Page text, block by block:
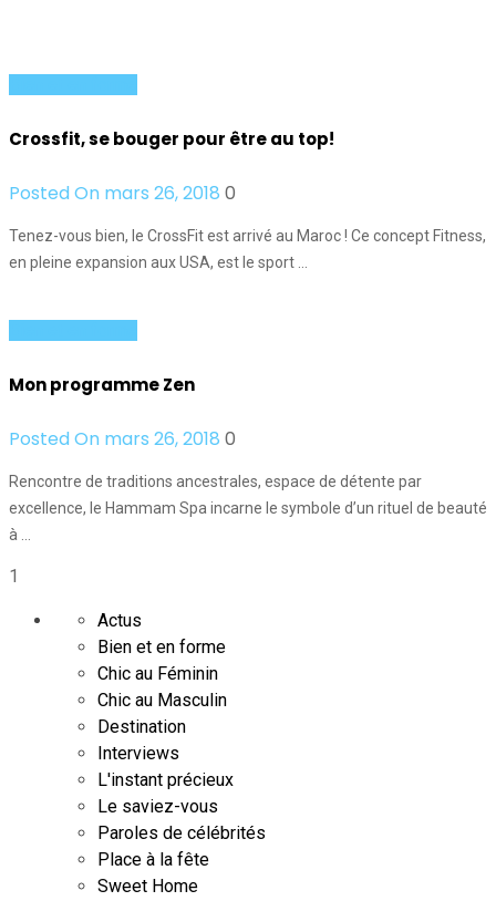
Crossfit, se bouger pour être au top!
Posted On mars 26, 2018 0
Tenez-vous bien, le CrossFit est arrivé au Maroc ! Ce concept Fitness,
en pleine expansion aux USA, est le sport …
Mon programme Zen
Posted On mars 26, 2018 0
Rencontre de traditions ancestrales, espace de détente par
excellence, le Hammam Spa incarne le symbole d’un rituel de beauté
à …
1
Actus
Bien et en forme
Chic au Féminin
Chic au Masculin
Destination
Interviews
L'instant précieux
Le saviez-vous
Paroles de célébrités
Place à la fête
Sweet Home